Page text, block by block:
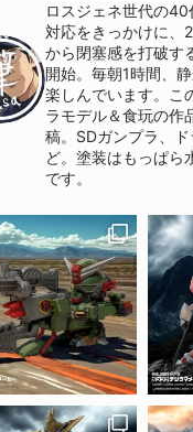
ロスジェネ世代の
対応をきっかけに、
から閉塞感を打破す
開始。毎朝1時間、
楽しんでいます。こ
ラモデル＆食玩の作
稿。SDガンプラ、
ど。塗装はもっぱら
です。